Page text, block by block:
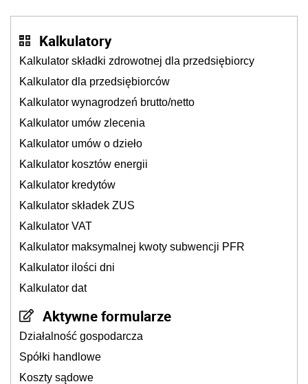
Kalkulatory
Kalkulator składki zdrowotnej dla przedsiębiorcy
Kalkulator dla przedsiębiorców
Kalkulator wynagrodzeń brutto/netto
Kalkulator umów zlecenia
Kalkulator umów o dzieło
Kalkulator kosztów energii
Kalkulator kredytów
Kalkulator składek ZUS
Kalkulator VAT
Kalkulator maksymalnej kwoty subwencji PFR
Kalkulator ilości dni
Kalkulator dat
Aktywne formularze
Działalność gospodarcza
Spółki handlowe
Koszty sądowe